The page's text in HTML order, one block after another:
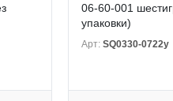
06-60-001
упаковки)
Арт: SQ0330-0722у